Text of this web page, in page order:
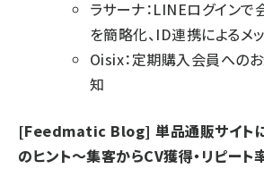
ラサーナ：LINEログイン
を簡略化、ID連携によるメ
Oisix：定期購入会員への
知
[Feedmatic Blog] 単品通販サイト
のヒント～集客からCV獲得・リピート